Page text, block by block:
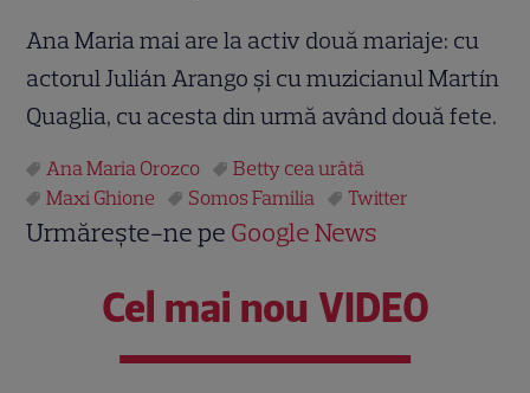
Ana Maria mai are la activ două mariaje: cu
actorul Julián Arango şi cu muzicianul Martín
Quaglia, cu acesta din urmă având două fete.
Ana Maria Orozco
Betty cea urâtă
Maxi Ghione
Somos Familia Twitter
Urmărește-ne pe Google News
Cel mai nou VIDEO